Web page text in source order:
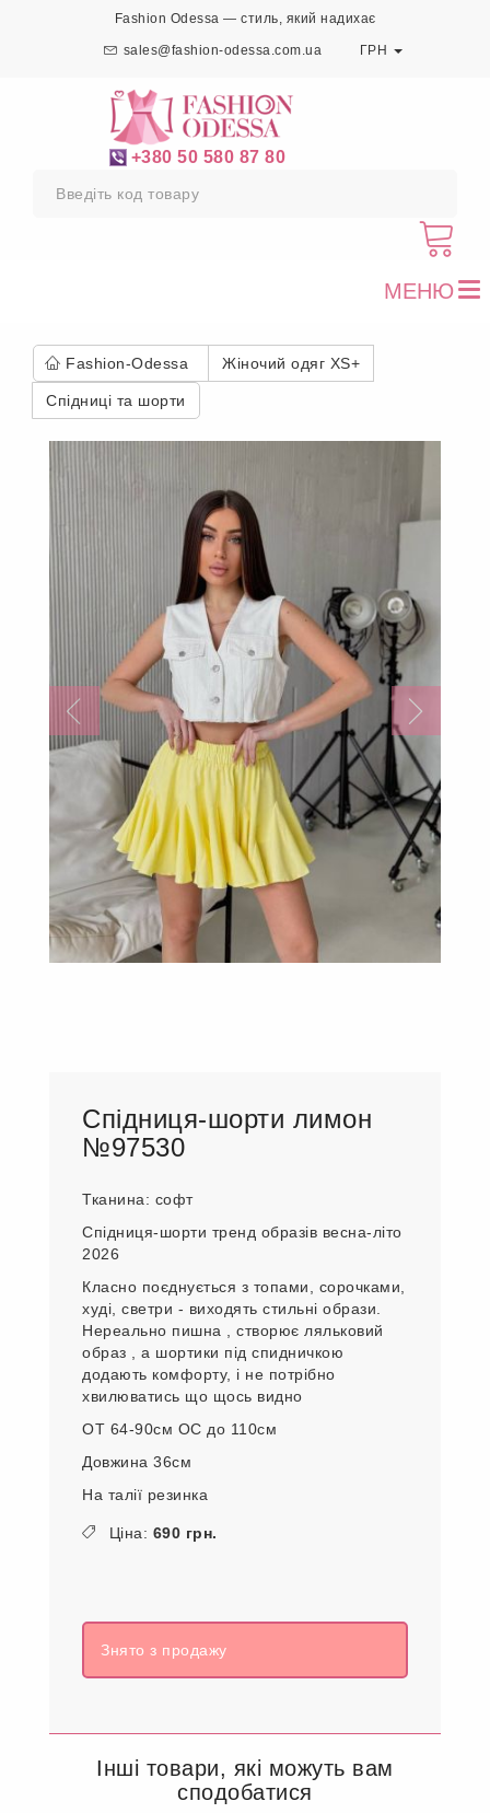
Fashion Odessa — стиль, який надихає
sales@fashion-odessa.com.ua ГРН
+380 50 580 87 80
МЕНЮ
Fashion-Odessa Жіночий одяг XS+
Спідниці та шорти
Спідниця-шорти лимон
№97530
Тканина: софт
Спідниця-шорти тренд образів весна-літо
2026
Класно поєднується з топами, сорочками,
худі, светри - виходять стильні образи.
Нереально пишна , створює ляльковий
образ , а шортики під спидничкою
додають комфорту, і не потрібно
хвилюватись що щось видно
ОТ 64-90см ОС до 110см
Довжина 36см
На талії резинка
Ціна: 690 грн.
Знято з продажу
Інші товари, які можуть вам
сподобатися